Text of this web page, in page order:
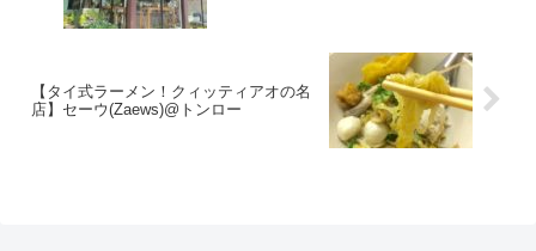
【タイ式ラーメン！クィッティアオの名
店】セーウ(Zaews)@トンロー